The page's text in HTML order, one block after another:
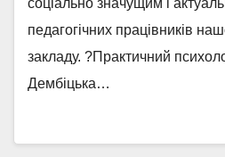
соціально значущим і
педагогічних працівників
закладу. ?Практичний
Дембіцька…